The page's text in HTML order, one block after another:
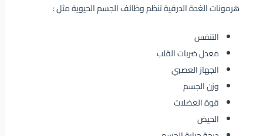
هرمونات الغدة الدرقية تنظم وظائف الجسم الحيوية مثل :
التنفس
معدل ضربات القلب
الجهاز العصبي
وزن الجسم
قوة العضلات
الحيض